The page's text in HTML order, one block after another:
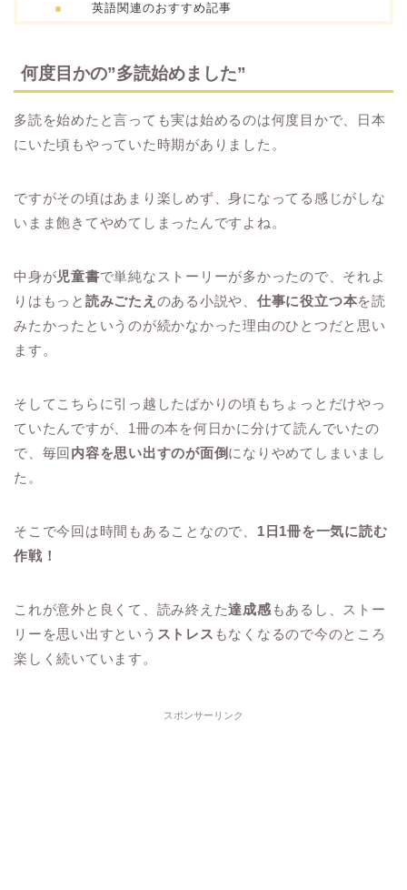
英語関連のおすすめ記事
何度目かの”多読始めました”
多読を始めたと言っても実は始めるのは何度目かで、日本
にいた頃もやっていた時期がありました。
ですがその頃はあまり楽しめず、身になってる感じがしな
いまま飽きてやめてしまったんですよね。
中身が児童書で単純なストーリーが多かったので、それよ
りはもっと 読みごたえ のある小説や、 仕事に役立つ本を読
みたかったというのが続かなかった理由のひとつだと思い
ます。
そしてこちらに引っ越したばかりの頃もちょっとだけやっ
ていたんですが、1冊の本を何日かに分けて読んでいたの
で、毎回 内容を思い出すのが面倒になりやめてしまいまし
た。
そこで今回は時間もあることなので、 1日1冊を一気に読む
作戦！
これが意外と良くて、読み終えた達成感 もあるし、ストー
リーを思い出すという ストレス もなくなるので今のところ
楽しく続いています。
スポンサーリンク